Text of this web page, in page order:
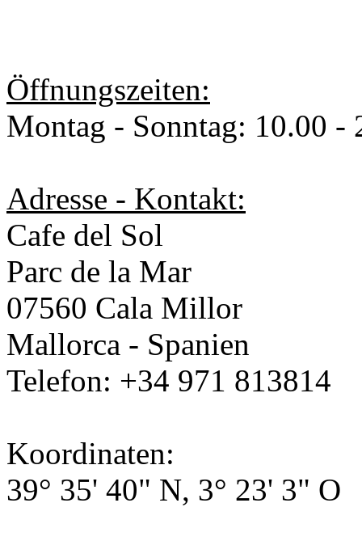
Öffnungszeiten:
Montag - Sonntag: 10.00 -
Adresse - Kontakt:
Cafe del Sol
Parc de la Mar
07560 Cala Millor
Mallorca - Spanien
Telefon: +34 971 813814
Koordinaten:
39° 35' 40" N, 3° 23' 3" O